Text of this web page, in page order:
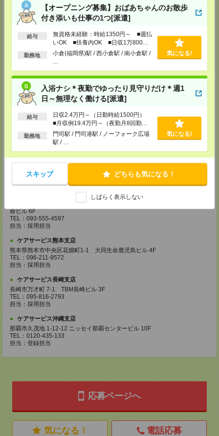
【オープニング募集】おばあちゃんのお散歩
付き添いも仕事の1つ[派遣]
給与
無資格未経験：時給1350円～ ■週払
いOK ■扶養内OK ■日収1万800円
以上
勤務地
小倉(福岡県)駅 / 西小倉駅 / 南小倉駅 /
気になる!
入浴ナシ＊夜勤でゆったり見守りだけ＊週1
日～無理なく働ける[派遣]
給与
日収2.4万円～（日勤時給1500円）
■月収例19.4万円～（夜勤月8回勤務
の場合）
勤務地
門司駅 / 門司港駅 / ノーフォーク広場
駅 / …
気になる!
スキップ どちらも気になる！
しばらく表示しない
【電話登録】
弊社HPよりマイページ作成をお願いします
電話での登録の際に、マイページ作成をいただいた旨をお伝えください。
所要時間
【電話登録】30分程度
・経験やご希望などをインタビュー
・お仕事のご紹介など
登録場所
ケアサービス鹿児島支店
鹿児島市加治屋町 15-9 大同生命鹿児島ビル 9F
TEL：099-239-1070
担当：採用担当
〒812-0024 福岡県福岡市博多区綱場町4-11 パシフィックコート博
多 3F（25.3.17～）
TEL：092-517-3686
担当：採用担当
ケアサービス北九州支店
〒802-0003 福岡県北九州市小倉北区米町 1-1-21 大分銀行・明治安田生
命ビル 6F
TEL：093-555-4597
担当：採用担当
ケアサービス熊本支店
熊本県熊本市中央区花畑町1-1 大同生命鹿児島ビル 4F
TEL：096-211-9572
担当：採用担当
ケアサービス長崎支店
長崎市万才町 7-1 TBM長崎ビル 3F
TEL：095-816-2793
担当：採用担当
ケアサービス沖縄支店
那覇市久茂地 1-12-12 ニッセイ那覇センタービル 10F
TEL：0120-435-133
担当：登録担当
応募ページへ
気になる！ 電話応募